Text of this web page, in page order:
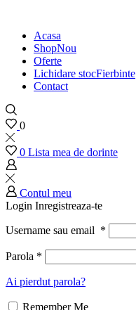
Acasa
ShopNou
Oferte
Lichidare stocFierbinte
Contact
0
0 Lista mea de dorinte
Contul meu
Login Inregistreaza-te
Username sau email *
Parola *
Ai pierdut parola?
Remember Me